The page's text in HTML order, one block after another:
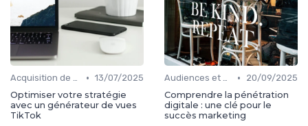
Acquisition de médias • 13/07/2025
Optimiser votre stratégie
avec un générateur de vues
TikTok
Audiences et engagement •
20/09/2025
Comprendre la pénétration
digitale : une clé pour le
succès marketing